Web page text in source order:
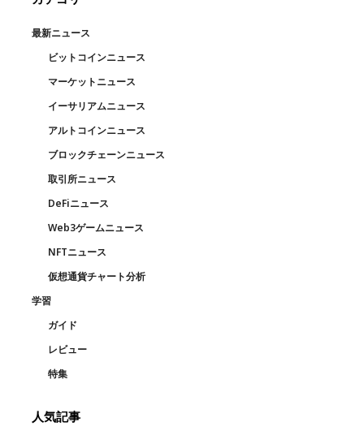
最新ニュース
ビットコインニュース
マーケットニュース
イーサリアムニュース
アルトコインニュース
ブロックチェーンニュース
取引所ニュース
DeFiニュース
Web3ゲームニュース
NFTニュース
仮想通貨チャート分析
学習
ガイド
レビュー
特集
人気記事